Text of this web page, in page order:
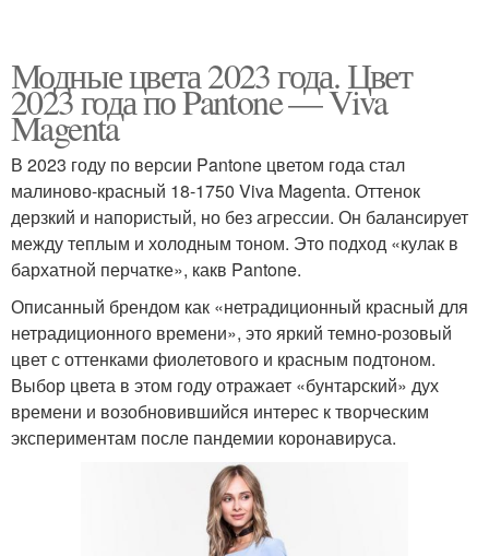
Модные цвета 2023 года. Цвет
2023 года по Pantone — Viva
Magenta
В 2023 году по версии Pantone цветом года стал
малиново-красный 18-1750 Viva Magenta. Оттенок
дерзкий и напористый, но без агрессии. Он балансирует
между теплым и холодным тоном. Это подход «кулак в
бархатной перчатке», какв Pantone.
Описанный брендом как «нетрадиционный красный для
нетрадиционного времени», это яркий темно-розовый
цвет с оттенками фиолетового и красным подтоном.
Выбор цвета в этом году отражает «бунтарский» дух
времени и возобновившийся интерес к творческим
экспериментам после пандемии коронавируса.